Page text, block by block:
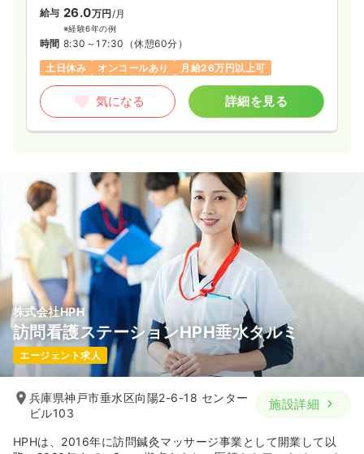
給与 26.0万円/月
※経験6年の例
時間 8:30～17:30 （休憩60分）
土日休み
オンコールあり 月給26万円以上可
気になる 詳細を見る
株式会社HPH
訪問看護ステーションHPH垂水タルミ
エージェント求人
兵庫県神戸市垂水区向陽2-6-18 センター
ビル103
施設詳細
HPHは、2016年に訪問鍼灸マッサージ事業として開業して以